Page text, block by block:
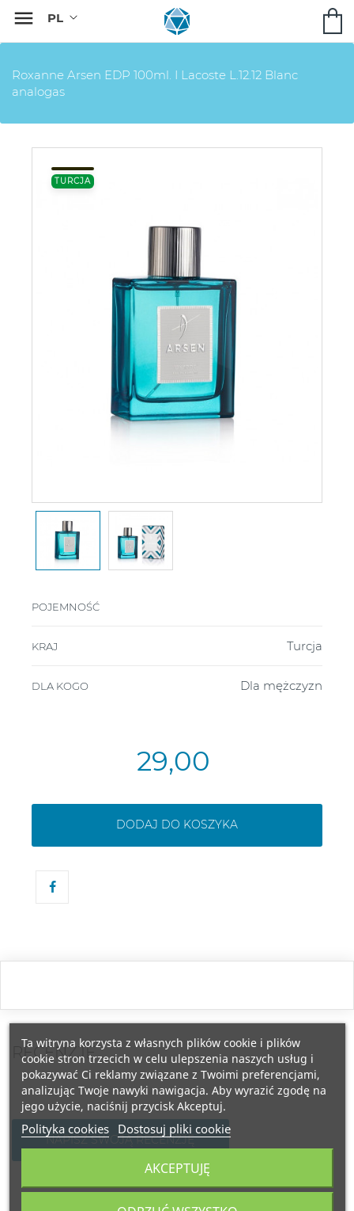

Roxanne Arsen EDP 100ml. I Lacoste L.12.12 Blanc
analogas
TURCJA
POJEMNOŚĆ
KRAJ Turcja
DLA KOGO Dla mężczyzn
29,00
DODAJ DO KOSZYKA
RECENZJE
NAPISZ SWOJĄ RECENZJĘ
Ta witryna korzysta z własnych plików cookie i plików
cookie stron trzecich w celu ulepszenia naszych usług i
pokazywać Ci reklamy związane z Twoimi preferencjami,
analizując Twoje nawyki nawigacja. Aby wyrazić zgodę na
jego użycie, naciśnij przycisk Akceptuj.
Polityka cookies Dostosuj pliki cookie
AKCEPTUJĘ